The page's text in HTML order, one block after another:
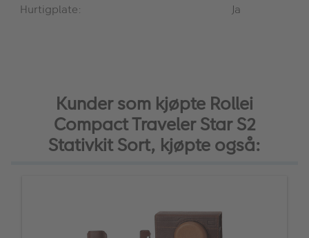
Hurtigplate:
Ja
Kunder som kjøpte Rollei
Compact Traveler Star S2
Stativkit Sort, kjøpte også: